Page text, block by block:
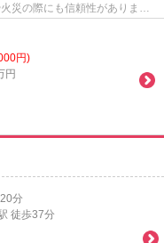
災の際にも信頼性がありま
円)
円
分
徒歩37分